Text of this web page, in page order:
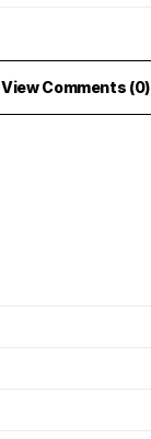
View Comments (0)